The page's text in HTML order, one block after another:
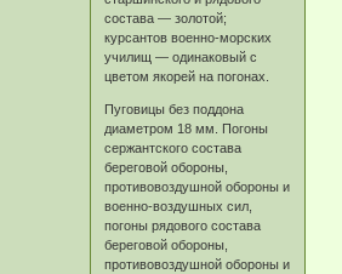
состава — золотой;
курсантов военно-морских
училищ — одинаковый с
цветом якорей на погонах.
Пуговицы без поддона
диаметром 18 мм. Погоны
сержантского состава
береговой обороны,
противовоздушной обороны и
военно-воздушных сил,
погоны рядового состава
береговой обороны,
противовоздушной обороны и